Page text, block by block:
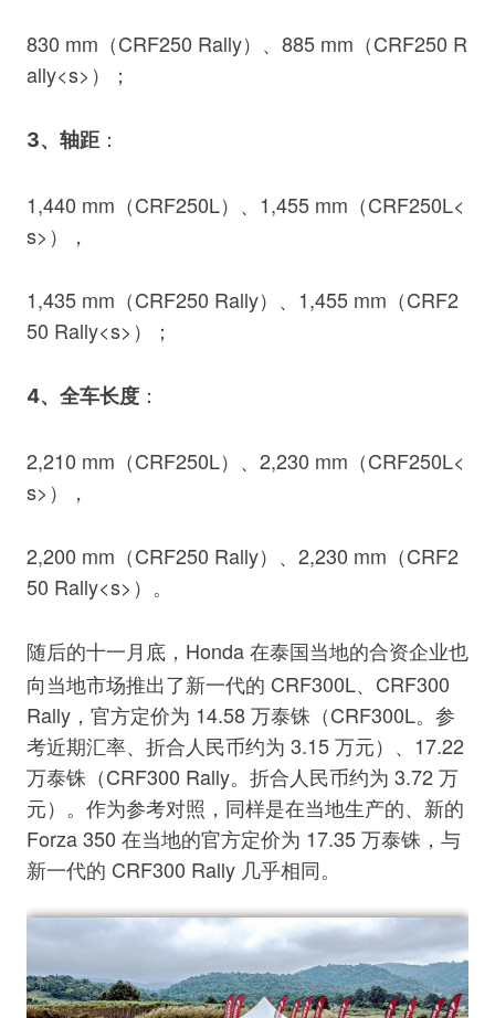
830 mm（CRF250 Rally）、885 mm（CRF250 R
ally<s>）；
3、轴距 ：
1,440 mm（CRF250L）、1,455 mm（CRF250L<
s>），
1,435 mm（CRF250 Rally）、1,455 mm（CRF2
50 Rally<s>）；
4、全车长度 ：
2,210 mm（CRF250L）、2,230 mm（CRF250L<
s>），
2,200 mm（CRF250 Rally）、2,230 mm（CRF2
50 Rally<s>）。
随后的十一月底，Honda 在泰国当地的合资企业也
向当地市场推出了新一代的 CRF300L、CRF300
Rally，官方定价为 14.58 万泰铢（CRF300L。参
考近期汇率、折合人民币约为 3.15 万元）、17.22
万泰铢（CRF300 Rally。折合人民币约为 3.72 万
元）。作为参考对照，同样是在当地生产的、新的
Forza 350 在当地的官方定价为 17.35 万泰铢，与
新一代的 CRF300 Rally 几乎相同。